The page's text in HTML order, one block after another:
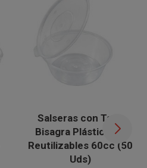
Salseras con Tapa
Bisagra Plástico PP
Reutilizables 60cc (50
Uds)